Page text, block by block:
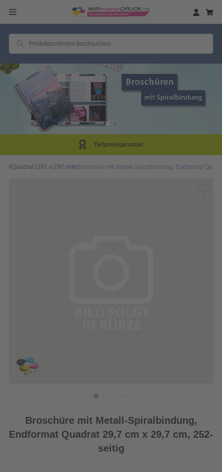
Quadrat (297 x 297 mm)Broschüre mit Metall-Spiralbindung, Endformat
Broschüre mit Metall-Spiralbindung,
Endformat Quadrat 29,7 cm x 29,7 cm, 252-
seitig